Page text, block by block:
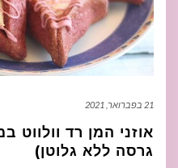
21 בפברואר, 2021
אוזני המן רד וולווט
גרסה ללא גלוטן)